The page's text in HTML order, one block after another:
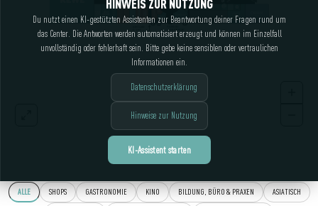
HINWEIS ZUR NUTZUNG
Du nutzt einen KI-gestützten Assistenten zur Beantwortung deiner Fragen rund um
das Center. Die Antworten werden automatisiert erzeugt und können im Einzelfall
unvollständig oder fehlerhaft sein. Bitte gebe keine sensiblen oder vertraulichen
Informationen ein.
Datenschutzerklärung
Hinweise zur Nutzung
KI-Assistent starten
ALLE SHOPS GASTRONOMIE KINO BILDUNG, BÜRO & PRAXEN ASIATISCH